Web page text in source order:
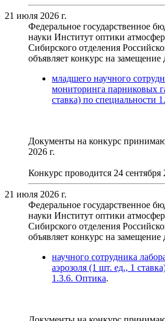
21 июля 2026 г.
Федеральное государственное
науки Институт оптики
Сибирского отделения
объявляет конкурс на замещение
младшего научного
мониторинга парниковых
ставка) по специальности
Документы на конкурс
2026 г.
Конкурс проводится 24 сентября
21 июля 2026 г.
Федеральное государственное
науки Институт оптики
Сибирского отделения
объявляет конкурс на замещение
научного сотрудника
аэрозоля (1 шт. ед., 1
1.3.6. Оптика.